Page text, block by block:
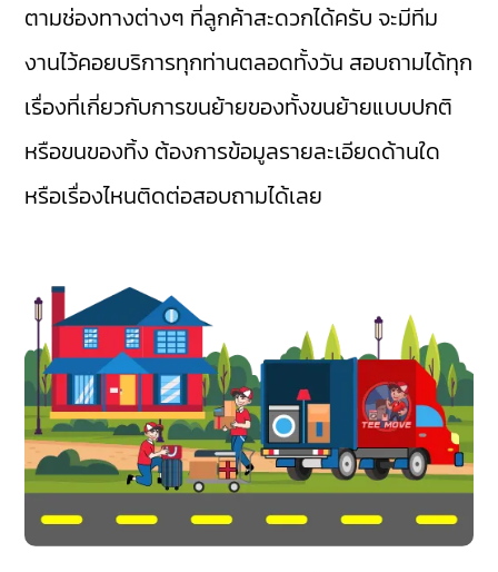
ตามช่องทางต่างๆ ที่ลูกค้าสะดวกได้ครับ จะมีทีม
งานไว้คอยบริการทุกท่านตลอดทั้งวัน สอบถามได้ทุก
เรื่องที่เกี่ยวกับการขนย้ายของทั้งขนย้ายแบบปกติ
หรือขนของทิ้ง ต้องการข้อมูลรายละเอียดด้านใด
หรือเรื่องไหนติดต่อสอบถามได้เลย